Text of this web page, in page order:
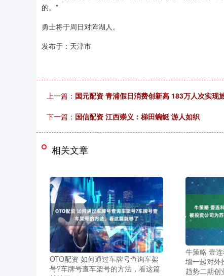
的。”
勇士将于周日对阵湖人。
发布于：天津市
上一篇： 国元配资 青浦假日消费创新高 183万人次实现
下一篇： 国信配资 江西崇义：梯田蜿蜒 游人如织
相关文章
OTO配资 如何通过车牌号查询车架
号?车牌号查车架号的方法，看这篇
牛策略 壹
增一起对外
趋势二期创